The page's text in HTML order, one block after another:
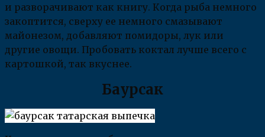
и разворачивают как книгу. Когда рыба немного
закоптится, сверху ее немного смазывают
майонезом, добавляют помидоры, лук или
другие овощи. Пробовать коктал лучше всего с
картошкой, так вкуснее.
Баурсак